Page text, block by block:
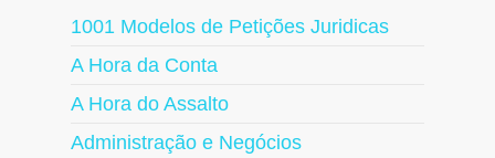
1001 Modelos de Petições Juridicas
A Hora da Conta
A Hora do Assalto
Administração e Negócios